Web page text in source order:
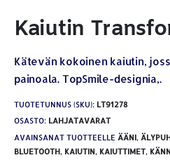
Kaiutin
Kätevän kokoinen kaiutin,
painoala. TopSmile-designia,.
TUOTETUNNUS (SKU): LT91278
OSASTO: LAHJATAVARAT
AVAINSANAT TUOTTEELLE ÄÄNI,
BLUETOOTH, KAIUTIN, KAIUTTIMET,